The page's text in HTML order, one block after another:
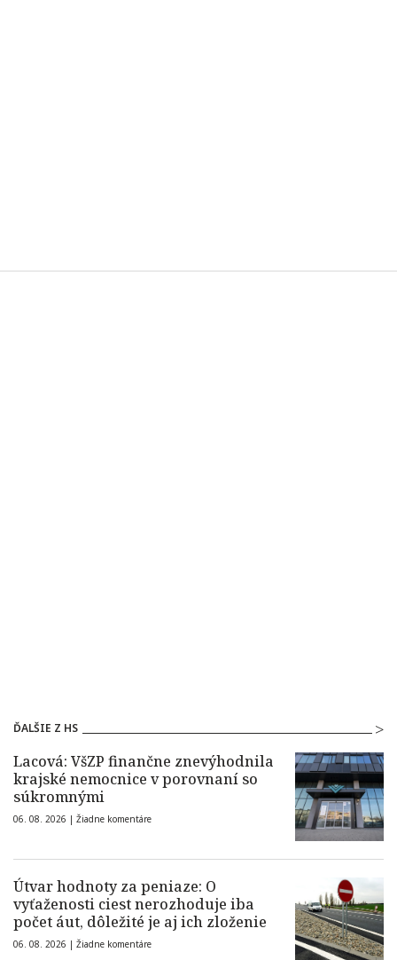
ĎALŠIE Z HS
Lacová: VšZP finančne znevýhodnila
krajské nemocnice v porovnaní so
súkromnými
06. 08. 2026 | Žiadne komentáre
Útvar hodnoty za peniaze: O
vyťaženosti ciest nerozhoduje iba
počet áut, dôležité je aj ich zloženie
06. 08. 2026 | Žiadne komentáre